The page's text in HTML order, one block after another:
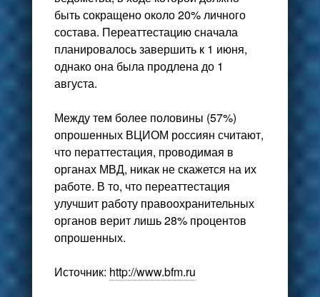
быть сокращено около 20% личного
состава. Переаттестацию сначала
планировалось завершить к 1 июня,
однако она была продлена до 1
августа.
Между тем более половины (57%)
опрошенных ВЦИОМ россиян считают,
что ператтестация, проводимая в
органах МВД, никак не скажется на их
работе. В то, что переаттестация
улучшит работу правоохранительных
органов верит лишь 28% процентов
опрошенных.
Источник: http://www.bfm.ru